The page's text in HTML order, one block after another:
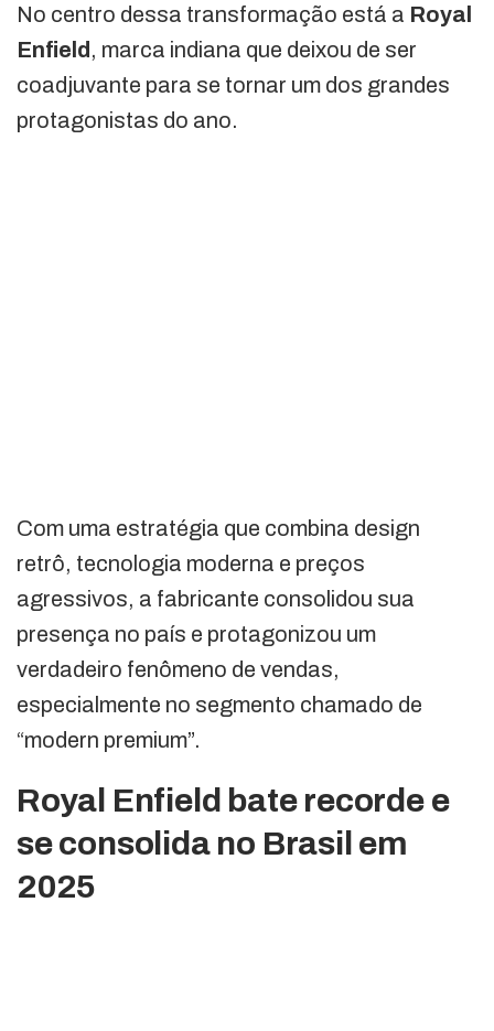
No centro dessa transformação está a Royal
Enfield , marca indiana que deixou de ser
coadjuvante para se tornar um dos grandes
protagonistas do ano.
Com uma estratégia que combina design
retrô, tecnologia moderna e preços
agressivos, a fabricante consolidou sua
presença no país e protagonizou um
verdadeiro fenômeno de vendas,
especialmente no segmento chamado de
“modern premium”.
Royal Enfield bate recorde e
se consolida no Brasil em
2025